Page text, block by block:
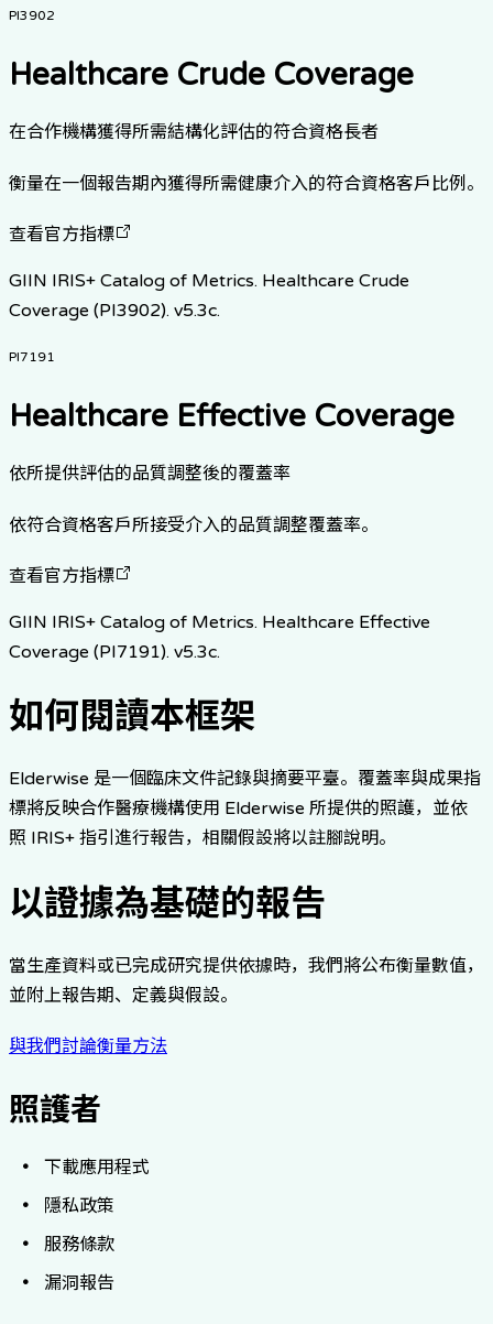
PI3902
Healthcare Crude Coverage
在合作機構獲得所需結構化評估的符合資格長者
衡量在一個報告期內獲得所需健康介入的符合資格客戶比例。
查看官方指標
GIIN IRIS+ Catalog of Metrics. Healthcare Crude
Coverage (PI3902). v5.3c.
PI7191
Healthcare Effective Coverage
依所提供評估的品質調整後的覆蓋率
依符合資格客戶所接受介入的品質調整覆蓋率。
查看官方指標
GIIN IRIS+ Catalog of Metrics. Healthcare Effective
Coverage (PI7191). v5.3c.
如何閱讀本框架
Elderwise 是一個臨床文件記錄與摘要平臺。覆蓋率與成果指
標將反映合作醫療機構使用 Elderwise 所提供的照護，並依
照 IRIS+ 指引進行報告，相關假設將以註腳說明。
以證據為基礎的報告
當生產資料或已完成研究提供依據時，我們將公布衡量數值，
並附上報告期、定義與假設。
與我們討論衡量方法
照護者
下載應用程式
隱私政策
服務條款
漏洞報告